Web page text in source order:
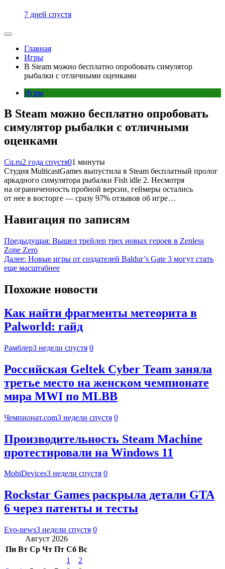
7 дней спустя
Главная
Игры
В Steam можно бесплатно опробовать симулятор
рыбалки с отличными оценками
Игры
В Steam можно бесплатно опробовать
симулятор рыбалки с отличными
оценками
Cq.ru2 года спустя01 минуты
Студия MulticastGames выпустила в Steam бесплатный пролог
аркадного симулятора рыбалки Fish idle 2. Несмотря
на ограниченность пробной версии, геймеры остались
от нее в восторге — сразу 97% отзывов об игре…
Навигация по записям
Предыдущая: Вышел трейлер трех новых героев в Zenless
Zone Zero
Далее: Новые игры от создателей Baldur’s Gate 3 могут стать
еще масштабнее
Похожие новости
Как найти фрагменты метеорита в
Palworld: гайд
Рамблер3 недели спустя 0
Российская Geltek Cyber Team заняла
третье место на женском чемпионате
мира MWI по MLBB
Чемпионат.com3 недели спустя 0
Производительность Steam Machine
протестировали на Windows 11
MobiDevices3 недели спустя 0
Rockstar Games раскрыла детали GTA
6 через патенты и тесты
Evo-news3 недели спустя 0
Август 2026
Пн Вт Ср Чт Пт Сб Вс
1
2